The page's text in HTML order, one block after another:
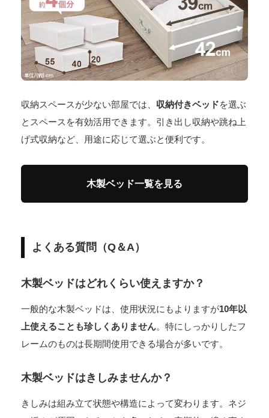
収納スペースが少ない部屋では、 収納付きベッドを選ぶ
とスペースを有効活用できます。引き出し収納や跳ね上
げ式収納など、用途に応じて選ぶと便利です。
木製ベッド一覧を見る
よくある質問（Q＆A）
木製ベッドはどれくらい使えますか？
一般的な木製ベッドは、使用状況にもよりますが10年以
上使えることも珍しくありません。特にしっかりしたフ
レームのものは長期間使用できる場合が多いです。
木製ベッドはきしみませんか？
きしみは組み立て状態や構造によって変わります。ネジ